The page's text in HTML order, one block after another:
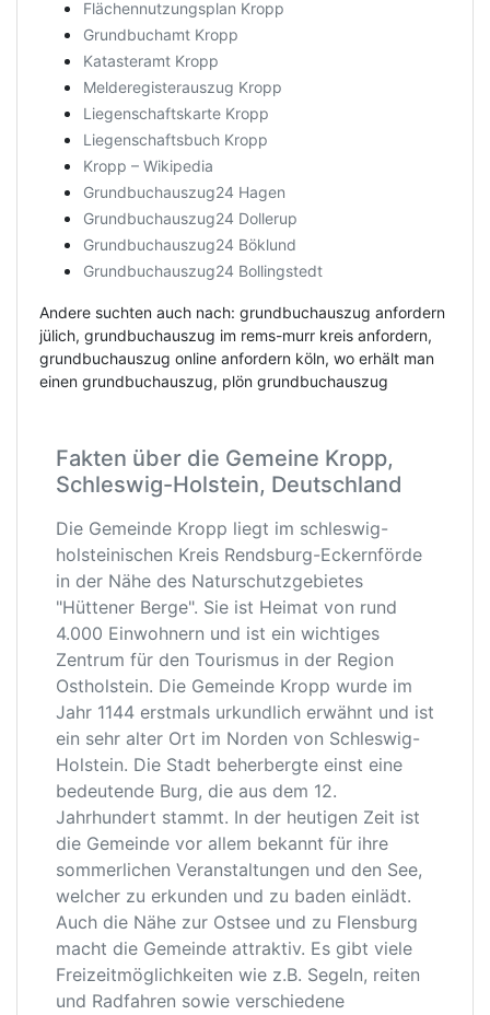
Flächennutzungsplan Kropp
Grundbuchamt Kropp
Katasteramt Kropp
Melderegisterauszug Kropp
Liegenschaftskarte Kropp
Liegenschaftsbuch Kropp
Kropp – Wikipedia
Grundbuchauszug24 Hagen
Grundbuchauszug24 Dollerup
Grundbuchauszug24 Böklund
Grundbuchauszug24 Bollingstedt
Andere suchten auch nach: grundbuchauszug anfordern
jülich, grundbuchauszug im rems-murr kreis anfordern,
grundbuchauszug online anfordern köln, wo erhält man
einen grundbuchauszug, plön grundbuchauszug
Fakten über die Gemeine Kropp,
Schleswig-Holstein, Deutschland
Die Gemeinde Kropp liegt im schleswig-
holsteinischen Kreis Rendsburg-Eckernförde
in der Nähe des Naturschutzgebietes
"Hüttener Berge". Sie ist Heimat von rund
4.000 Einwohnern und ist ein wichtiges
Zentrum für den Tourismus in der Region
Ostholstein. Die Gemeinde Kropp wurde im
Jahr 1144 erstmals urkundlich erwähnt und ist
ein sehr alter Ort im Norden von Schleswig-
Holstein. Die Stadt beherbergte einst eine
bedeutende Burg, die aus dem 12.
Jahrhundert stammt. In der heutigen Zeit ist
die Gemeinde vor allem bekannt für ihre
sommerlichen Veranstaltungen und den See,
welcher zu erkunden und zu baden einlädt.
Auch die Nähe zur Ostsee und zu Flensburg
macht die Gemeinde attraktiv. Es gibt viele
Freizeitmöglichkeiten wie z.B. Segeln, reiten
und Radfahren sowie verschiedene